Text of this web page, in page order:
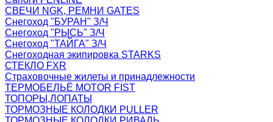
СВЕЧИ NGK, РЕМНИ GATES
Снегоход "БУРАН" З/Ч
Снегоход "РЫСЬ" З/Ч
Снегоход "ТАЙГА" З/Ч
Снегоходная экипировка STARKS
СТЕКЛО FXR
Страховочные жилеты и принадлежности
ТЕРМОБЕЛЬЁ MOTOR FIST
ТОПОРЫ,ЛОПАТЫ
ТОРМОЗНЫЕ КОЛОДКИ PULLER